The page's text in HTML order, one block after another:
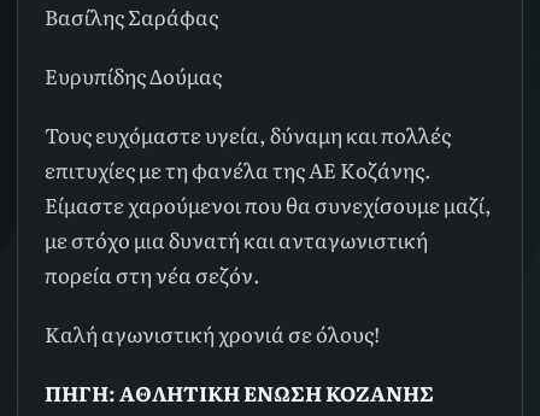
Βασίλης Σαράφας
Ευρυπίδης Δούμας
Τους ευχόμαστε υγεία, δύναμη και πολλές
επιτυχίες με τη φανέλα της ΑΕ Κοζάνης.
Είμαστε χαρούμενοι που θα συνεχίσουμε μαζί,
με στόχο μια δυνατή και ανταγωνιστική
πορεία στη νέα σεζόν.
Καλή αγωνιστική χρονιά σε όλους!
ΠΗΓΗ: ΑΘΛΗΤΙΚΗ ΕΝΩΣΗ ΚΟΖΑΝΗΣ